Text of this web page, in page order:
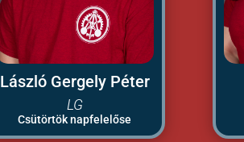
László Gergely Péter
LG
Csütörtök napfelelőse